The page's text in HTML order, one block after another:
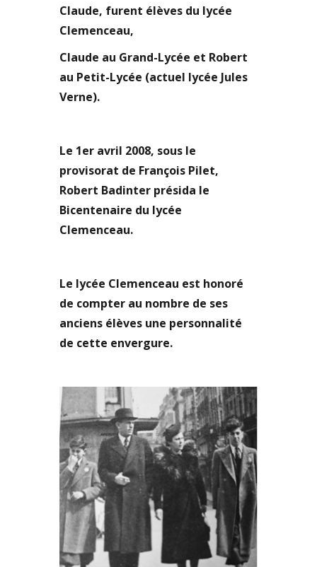
Claude, furent élèves du lycée
Clemenceau,
Claude au Grand-Lycée et Robert
au Petit-Lycée (actuel lycée Jules
Verne).
Le 1er avril 2008, sous le
provisorat de François Pilet,
Robert Badinter présida le
Bicentenaire du lycée
Clemenceau.
Le lycée Clemenceau est honoré
de compter au nombre de ses
anciens élèves une personnalité
de cette envergure.